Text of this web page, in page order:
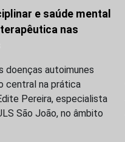
e saúde mental
nas
doenças autoimunes
central na prática
Pereira, especialista
São João, no âmbito